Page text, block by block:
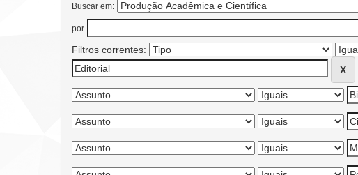
Buscar em:
por
Filtros correntes: